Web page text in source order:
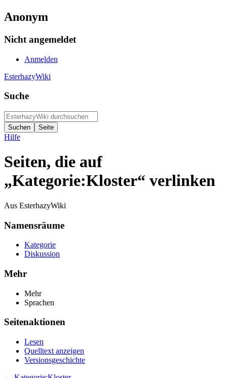
Anonym
Nicht angemeldet
Anmelden
EsterhazyWiki
Suche
Hilfe
Seiten, die auf
„Kategorie:Kloster“ verlinken
Aus EsterhazyWiki
Namensräume
Kategorie
Diskussion
Mehr
Mehr
Sprachen
Seitenaktionen
Lesen
Quelltext anzeigen
Versionsgeschichte